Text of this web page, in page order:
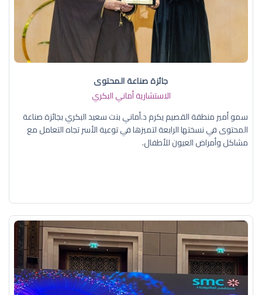
جائزة صناعة المحتوى
الاستشارية أماني البكري
سمو أمير منطقة القصيم يكرم د.أماني بنت سعيد البكري بجائزة صناعة
المحتوى في نسختها الرابعة لتميزها في توعية الأسر تجاه التعامل مع
مشاكل وأمراض العيون للأطفال.